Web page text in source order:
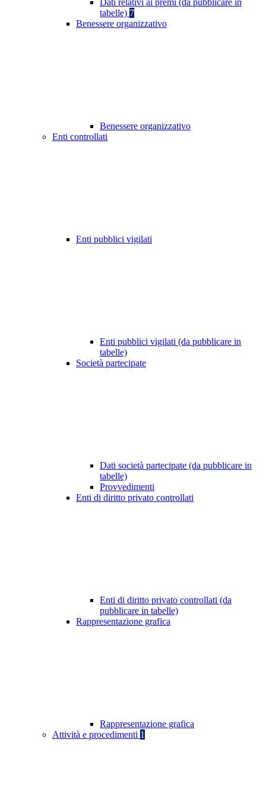
Dati relativi ai premi (da pubblicare in
tabelle) 7
Benessere organizzativo
Benessere organizzativo
Enti controllati
Enti pubblici vigilati
Enti pubblici vigilati (da pubblicare in
tabelle)
Società partecipate
Dati società partecipate (da pubblicare in
tabelle)
Provvedimenti
Enti di diritto privato controllati
Enti di diritto privato controllati (da
pubblicare in tabelle)
Rappresentazione grafica
Rappresentazione grafica
Attività e procedimenti 1